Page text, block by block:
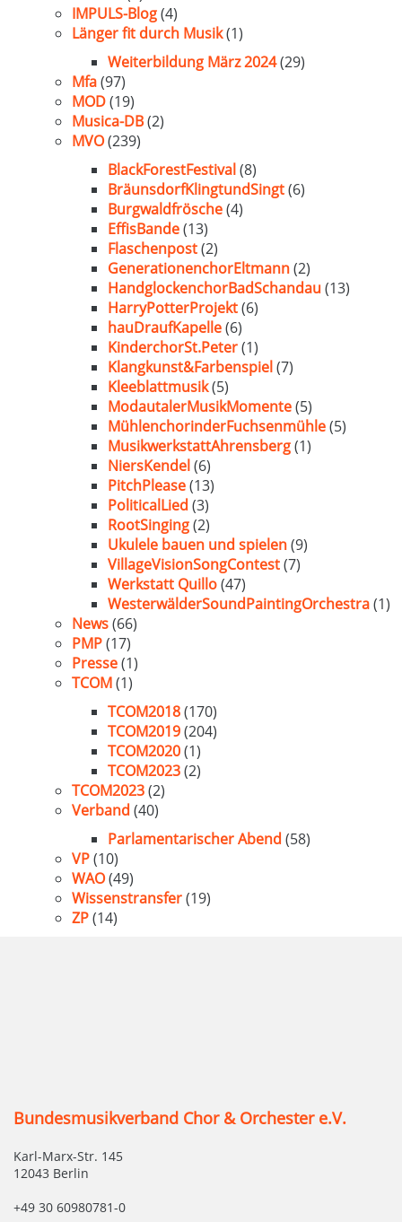
IMPULS-Blog(4)
Länger fit durch Musik(1)
Weiterbildung März 2024(29)
Mfa(97)
MOD(19)
Musica-DB(2)
MVO(239)
BlackForestFestival(8)
BräunsdorfKlingtundSingt(6)
Burgwaldfrösche(4)
EffisBande(13)
Flaschenpost(2)
GenerationenchorEltmann(2)
HandglockenchorBadSchandau(13)
HarryPotterProjekt(6)
hauDraufKapelle(6)
KinderchorSt.Peter(1)
Klangkunst&Farbenspiel(7)
Kleeblattmusik(5)
ModautalerMusikMomente(5)
MühlenchorinderFuchsenmühle(5)
MusikwerkstattAhrensberg(1)
NiersKendel(6)
PitchPlease(13)
PoliticalLied (3)
RootSinging(2)
Ukulele bauen und spielen(9)
VillageVisionSongContest(7)
Werkstatt Quillo(47)
WesterwälderSoundPaintingOrchestra(1)
News(66)
PMP(17)
Presse(1)
TCOM(1)
TCOM2018(170)
TCOM2019(204)
TCOM2020(1)
TCOM2023(2)
TCOM2023(2)
Verband (40)
Parlamentarischer Abend (58)
VP(10)
WAO(49)
Wissenstransfer(19)
ZP(14)
Bundesmusikverband Chor & Orchester e.V.
Karl-Marx-Str. 145
12043 Berlin
+49 30 60980781-0